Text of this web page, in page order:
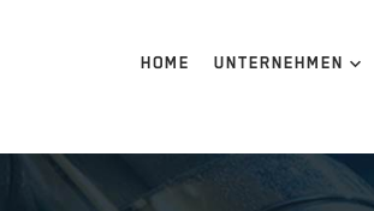
HOME UNTERNEHMEN